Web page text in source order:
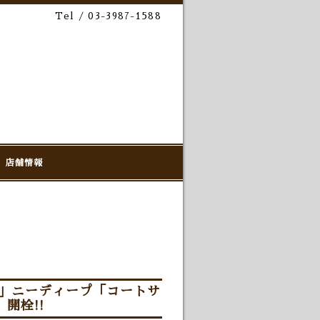
Tel / 03-3987-1588
店舗情報
ーディープ「コートサ
開栓!!